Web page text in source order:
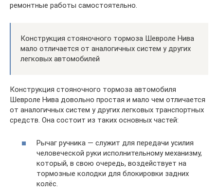
ремонтные работы самостоятельно.
Конструкция стояночного тормоза Шевроле Нива
мало отличается от аналогичных систем у других
легковых автомобилей
Конструкция стояночного тормоза автомобиля
Шевроле Нива довольно простая и мало чем отличается
от аналогичных систем у других легковых транспортных
средств. Она состоит из таких основных частей:
Рычаг ручника — служит для передачи усилия
человеческой руки исполнительному механизму,
который, в свою очередь, воздействует на
тормозные колодки для блокировки задних
колёс.